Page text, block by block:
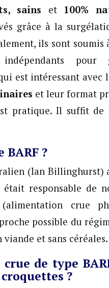
sains et 100%
grâce à la
ils sont
indépendants
est intéressant avec
et leur format
pratique. Il suffit
BARF ?
(Ian Billinghurst)
responsable de
crue
possible du
et sans céréales.
crue de type
?